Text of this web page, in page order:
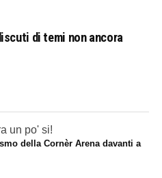
di temi non ancora
un po' si!
della Cornèr Arena davanti a